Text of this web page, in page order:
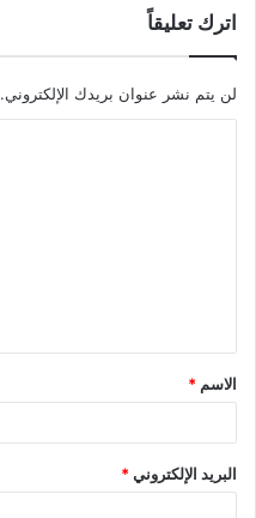
اترك تعليقاً
لن يتم نشر عنوان بريدك الإلكتروني.
ق
*
الاسم *
البريد الإلكتروني*